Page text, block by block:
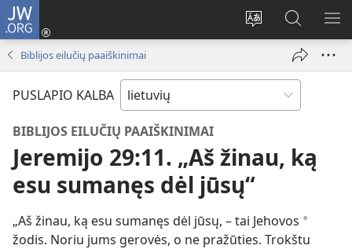
JW.ORG
Pakeisti
svetainės
Prisijungti
(atsiveria Paieška
svetainėje
JW.ORG
Biblijos eilučių paaiškinimai
PUSLAPIO KALBA
BIBLIJOS EILUČIŲ PAAIŠKINIMAI
Jeremijo 29:11. „Aš žinau, ką
esu sumanęs dėl jūsų“
„Aš žinau, ką esu sumanęs dėl jūsų, – tai Jehovos a
žodis. Noriu jums gerovės, o ne pražūties. Trokštu